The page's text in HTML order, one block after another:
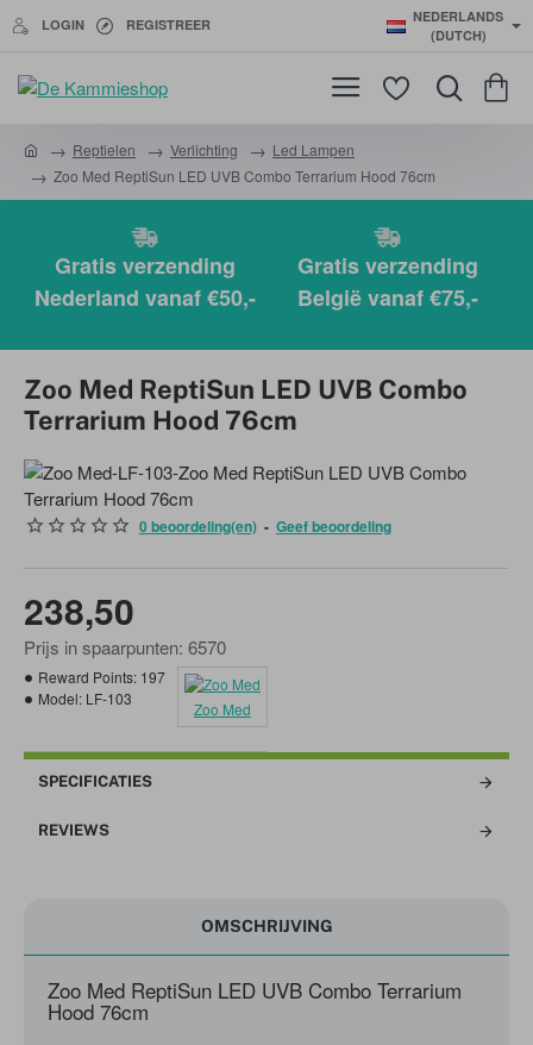
LOGIN REGISTREER
NEDERLANDS
(DUTCH)
Reptielen Verlichting
Led Lampen
Zoo Med ReptiSun LED UVB Combo Terrarium Hood 76cm
Gratis verzending
Nederland vanaf €50,-
Gratis verzending
België vanaf €75,-
Zoo Med ReptiSun LED UVB Combo
Terrarium Hood 76cm
0 beoordeling(en) - Geef beoordeling
238,50
Prijs in spaarpunten: 6570
Reward Points: 197
Model: LF-103
Zoo Med
SPECIFICATIES
REVIEWS
OMSCHRIJVING
Zoo Med ReptiSun LED UVB Combo Terrarium
Hood 76cm